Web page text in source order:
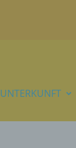
UNTERKUNFT